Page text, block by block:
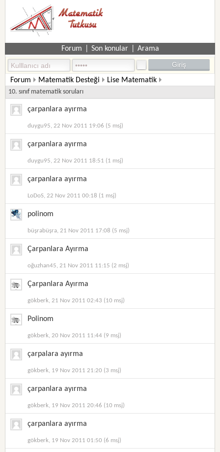
Forum Son konular Arama
Forum Matematik Desteği Lise Matematik
10. sınıf matematik soruları
çarpanlara ayırma
duygu95, 22 Nov 2011 19:06 (5 msj)
çarpanlara ayırma
duygu95, 22 Nov 2011 18:51 (1 msj)
çarpanlara ayırma
LoDoS, 22 Nov 2011 00:18 (1 msj)
polinom
büşrabüşra, 21 Nov 2011 17:08 (5 msj)
Çarpanlara Ayırma
oğuzhan45, 21 Nov 2011 11:15 (2 msj)
Çarpanlara Ayırma
gökberk, 21 Nov 2011 02:43 (10 msj)
Polinom
gökberk, 20 Nov 2011 11:44 (9 msj)
çarpalara ayırma
gökberk, 19 Nov 2011 21:20 (3 msj)
çarpanlara ayırma
gökberk, 19 Nov 2011 20:46 (10 msj)
çarpanlara ayırma
gökberk, 19 Nov 2011 01:50 (6 msj)